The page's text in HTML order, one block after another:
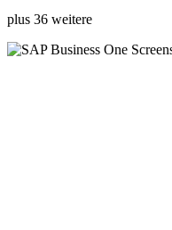
plus 36 weitere